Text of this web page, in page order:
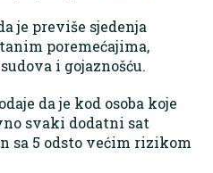
je previše sjedenja
poremećajima,
i gojaznošću.
da je kod osoba koje
svaki dodatni sat
sa 5 odsto većim rizikom